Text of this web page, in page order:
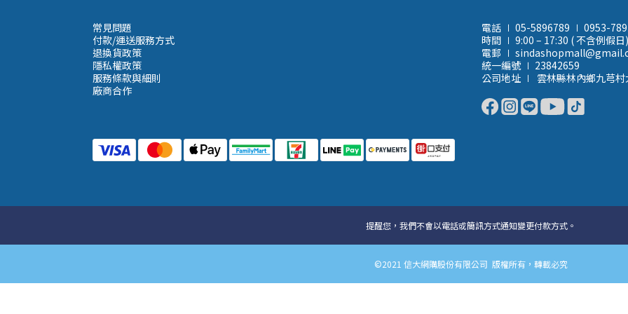
常見問題
付款/運送服務方式
退換貨政策
隱私權政策
服務條款與細則
廠商合作
電話 ∣ 05-5896789 ∣ 0953-
時間 ∣ 9:00 – 17:30 ( 不含例假日)
電郵 ∣
統一編號 ∣ 23842659
公司地址 ∣ 雲林縣林內鄉九芎村
提醒您，我們不會以電話或簡訊方式通知變更付款方式。
©2021 信大網購股份有限公司 版權所有，轉載必究